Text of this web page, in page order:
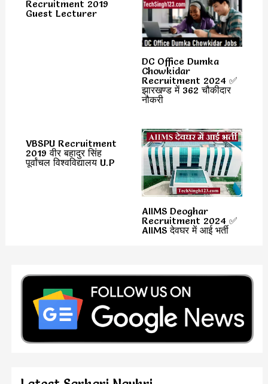
Recruitment 2019
Guest Lecturer
DC Office Dumka
Chowkidar
Recruitment 2024 ✅
झारखण्ड में 362 चौकीदार
नौकरी
VBSPU Recruitment
2019 वीर बहादुर सिंह
पूर्वांचल विश्वविद्यालय U.P
AIIMS Deoghar
Recruitment 2024 ✅
AIIMS देवघर में आई भर्ती